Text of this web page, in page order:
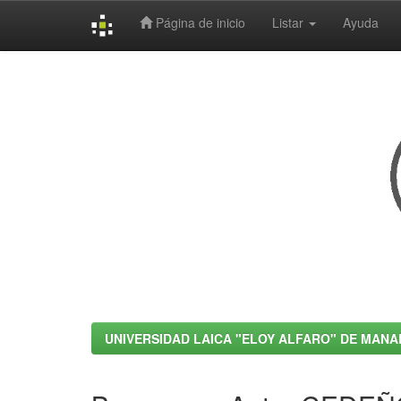
Página de inicio Listar Ayuda
UNIVERSIDAD LAICA "ELOY ALFARO" DE